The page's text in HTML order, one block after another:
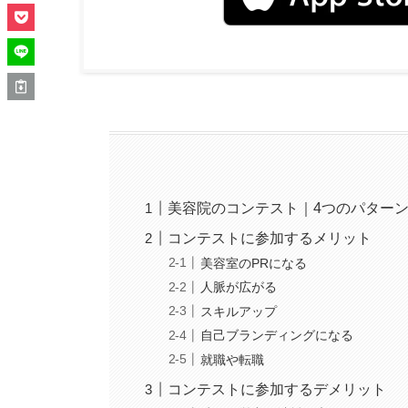
美容院のコンテスト｜4つのパター
コンテストに参加するメリット
美容室のPRになる
人脈が広がる
スキルアップ
自己ブランディングになる
就職や転職
コンテストに参加するデメリット